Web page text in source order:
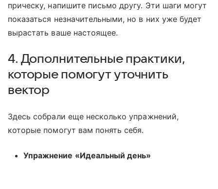
прическу, напишите письмо другу. Эти шаги могут
показаться незначительными, но в них уже будет
вырастать ваше настоящее.
4. Дополнительные практики,
которые помогут уточнить
вектор
Здесь собрали еще несколько упражнений,
которые помогут вам понять себя.
Упражнение «Идеальный день»